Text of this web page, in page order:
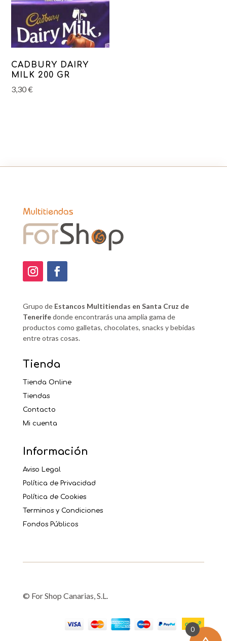
CADBURY DAIRY
MILK 200 GR
3,30€
Grupo de Estancos Multitiendas en Santa Cruz de
Tenerifedonde encontrarás una amplia gama de
productos como galletas, chocolates, snacks y bebidas
entre otras cosas.
Tienda
Tienda Online
Tiendas
Contacto
Mi cuenta
Información
Aviso Legal
Política de Privacidad
Política de Cookies
Terminos y Condiciones
Fondos Públicos
© For Shop Canarias, S.L.
0